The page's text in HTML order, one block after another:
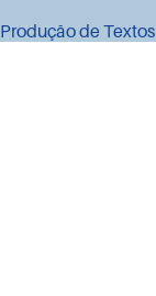
Produção de Textos